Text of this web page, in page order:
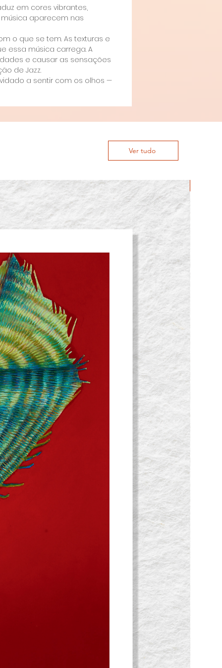
em cores vibrantes,
aparecem nas
o que se tem. As texturas e
essa música carrega. A
e causar as sensações
de Jazz.
a sentir com os olhos —
Ver tudo